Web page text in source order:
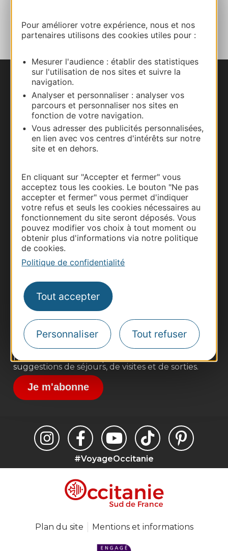
Pour améliorer votre expérience, nous et nos
partenaires utilisons des cookies utiles pour :
Mesurer l'audience : établir des statistiques
sur l'utilisation de nos sites et suivre la
navigation.
Analyser et personnaliser : analyser vos
parcours et personnaliser nos sites en
fonction de votre navigation.
Vous adresser des publicités personnalisées,
en lien avec vos centres d'intérêts sur notre
site et en dehors.
En cliquant sur "Accepter et fermer" vous
acceptez tous les cookies. Le bouton "Ne pas
accepter et fermer" vous permet d'indiquer
votre refus et seuls les cookies nécessaires au
fonctionnement du site seront déposés. Vous
pouvez modifier vos choix à tout moment ou
obtenir plus d'informations via notre politique
de cookies.
Politique de confidentialité
Tout accepter
Personnaliser Tout refuser
AU CARNET
Nous contacter
Carte interactive
Documentation
Thermalisme
Pros d'Occitanie
Site presse et d'influence
Destination Sport
Inscrivez-vous à la lettre d'information
Destination Occitanie pour recevoir des
suggestions de séjours, de visites et de sorties.
Je m'abonne
#VoyageOccitanie
Plan du site Mentions et informations